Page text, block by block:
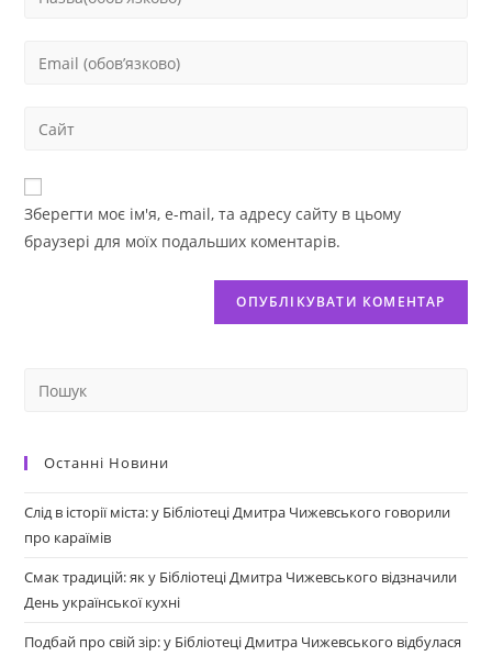
Зберегти моє ім'я, e-mail, та адресу сайту в цьому
браузері для моїх подальших коментарів.
Останні Новини
Слід в історії міста: у Бібліотеці Дмитра Чижевського говорили
про караїмів
Смак традицій: як у Бібліотеці Дмитра Чижевського відзначили
День української кухні
Подбай про свій зір: у Бібліотеці Дмитра Чижевського відбулася